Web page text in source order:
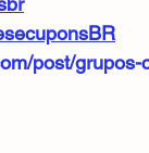
post/grupos-